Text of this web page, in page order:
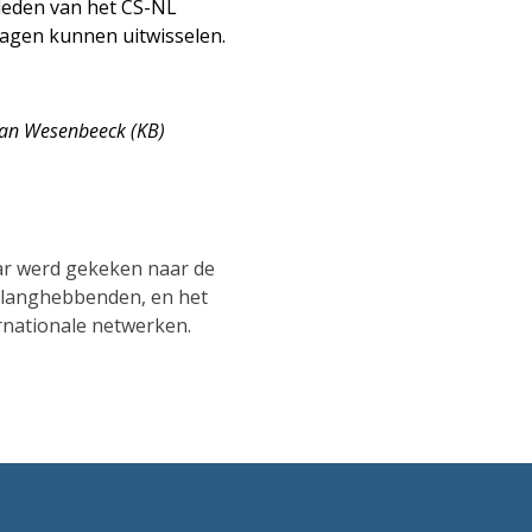
van het CS-NL
kunnen uitwisselen.
Wesenbeeck (KB)
werd gekeken naar de
en het
netwerken.